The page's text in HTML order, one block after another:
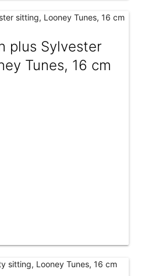
plus Sylvester
Tunes, 16 cm